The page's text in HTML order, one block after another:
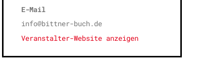
E-Mail
info@bittner-buch.de
Veranstalter-Website anzeigen